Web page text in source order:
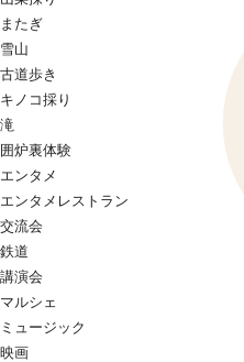
またぎ
雪山
古道歩き
キノコ採り
滝
囲炉裏体験
エンタメ
エンタメレストラン
交流会
鉄道
講演会
マルシェ
ミュージック
映画